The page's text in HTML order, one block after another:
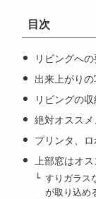
目次
リビングへ
出来上がり
リビングの
絶対オスス
プリンタ、
上部窓はオス
すりガラス
が取り込め